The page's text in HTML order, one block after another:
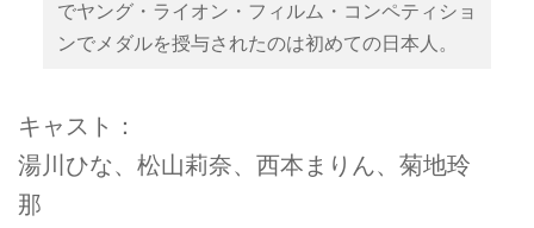
でヤング・ライオン・フィルム・コンペティショ
ンでメダルを授与されたのは初めての日本人。
キャスト：
湯川ひな、松山莉奈、西本まりん、菊地玲
那